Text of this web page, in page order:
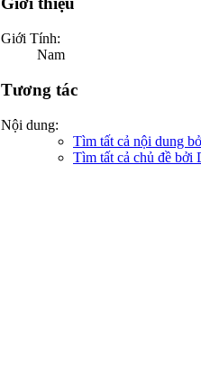
Giới Tính:
Nam
Tương tác
Nội dung:
Tìm tất cả nội dung
Tìm tất cả chủ đề bởi